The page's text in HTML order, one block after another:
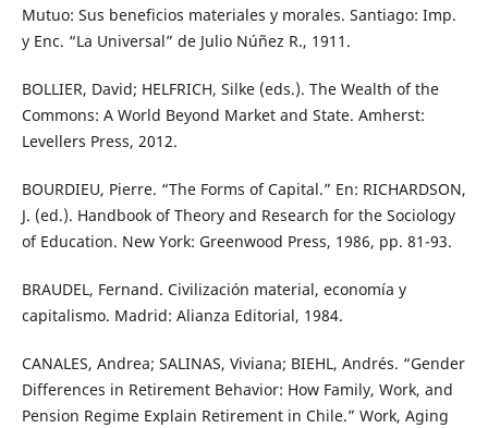
Mutuo: Sus beneficios materiales y morales. Santiago: Imp.
y Enc. “La Universal” de Julio Núñez R., 1911.
BOLLIER, David; HELFRICH, Silke (eds.). The Wealth of the
Commons: A World Beyond Market and State. Amherst:
Levellers Press, 2012.
BOURDIEU, Pierre. “The Forms of Capital.” En: RICHARDSON,
J. (ed.). Handbook of Theory and Research for the Sociology
of Education. New York: Greenwood Press, 1986, pp. 81-93.
BRAUDEL, Fernand. Civilización material, economía y
capitalismo. Madrid: Alianza Editorial, 1984.
CANALES, Andrea; SALINAS, Viviana; BIEHL, Andrés. “Gender
Differences in Retirement Behavior: How Family, Work, and
Pension Regime Explain Retirement in Chile.” Work, Aging